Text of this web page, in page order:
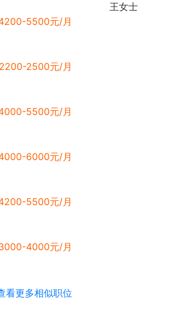
5500元/月
2200-2500元/月
5500元/月
6000元/月
5500元/月
4000元/月
看更多相似职位
王女士